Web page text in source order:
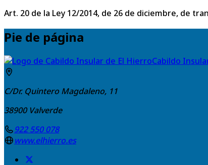
Art. 20 de la Ley 12/2014, de 26 de diciembre, de
Pie de página
Cabildo
C/Dr. Quintero Magdaleno, 11
38900 Valverde
922 550 078
www.elhierro.es